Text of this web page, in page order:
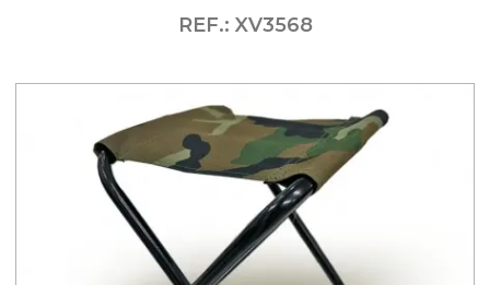
REF.: XV3568